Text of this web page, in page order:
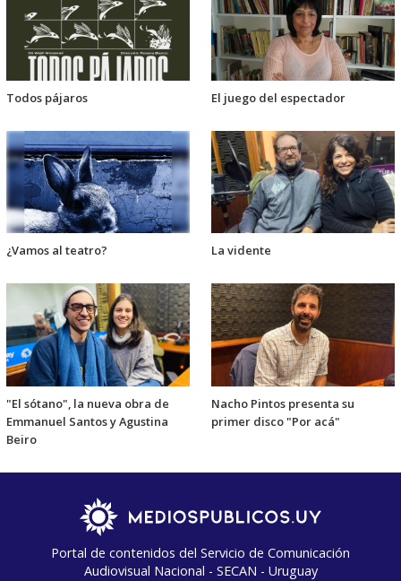
Todos pájaros El juego del espectador
¿Vamos al teatro? La vidente
"El sótano", la nueva obra de
Emmanuel Santos y Agustina
Beiro
Nacho Pintos presenta su
primer disco "Por acá"
Portal de contenidos del Servicio de Comunicación
Audiovisual Nacional - SECAN - Uruguay